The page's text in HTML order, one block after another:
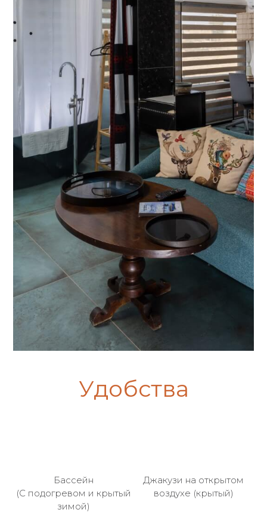
Удобства
Бассейн
(С подогревом и крытый
зимой)
Джакузи на открытом
воздухе (крытый)